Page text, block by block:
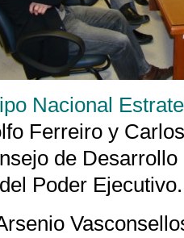
Nacional
Ferreiro y
de
Poder Ejecutivo.